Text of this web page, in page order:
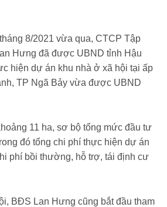
8/2021 vừa qua, CTCP Tập
Hưng đã được UBND tỉnh Hậu
hiện dự án khu nhà ở xã hội tại ấp
TP Ngã Bảy vừa được UBND
11 ha, sơ bộ tổng mức đầu tư
đó tổng chi phí thực hiện dự án
phí bồi thường, hỗ trợ, tái định cư
BĐS Lan Hưng cũng bắt đầu tham